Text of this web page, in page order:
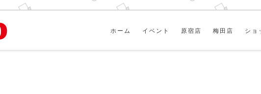
ホーム イベント 原宿店 梅田店 ショ